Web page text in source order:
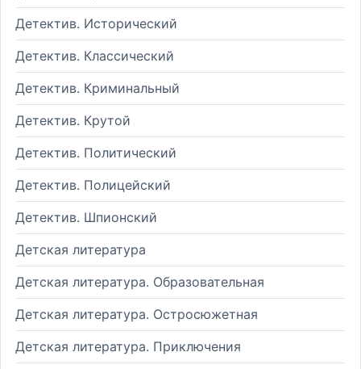
Детектив. Исторический
Детектив. Классический
Детектив. Криминальный
Детектив. Крутой
Детектив. Политический
Детектив. Полицейский
Детектив. Шпионский
Детская литература
Детская литература. Образовательная
Детская литература. Остросюжетная
Детская литература. Приключения